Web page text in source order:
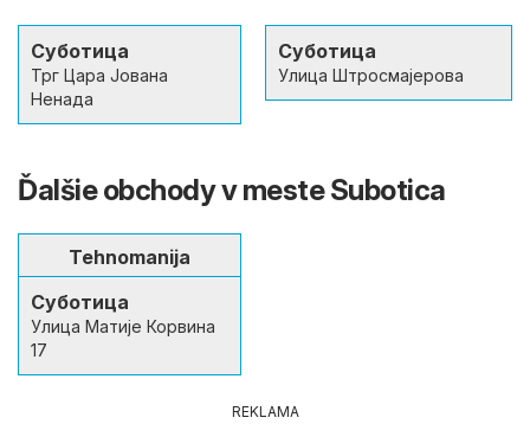
Суботица
Трг Цара Јована
Ненада
Суботица
Улица Штросмајерова
Ďalšie obchody v meste Subotica
Tehnomanija
Суботица
Улица Матије Корвина
17
REKLAMA